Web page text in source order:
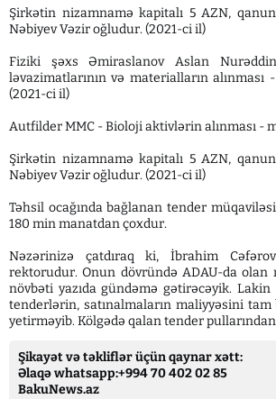
Şirkətin nizamnamə kapitalı 5 AZN,
Nəbiyev Vəzir oğludur. (2021-ci il)
Fiziki şəxs Əmiraslanov Aslan
ləvazimatlarının və materialların alınması
(2021-ci il)
Autfilder MMC - Bioloji aktivlərin alınması -
Şirkətin nizamnamə kapitalı 5 AZN,
Nəbiyev Vəzir oğludur. (2021-ci il)
Təhsil ocağında bağlanan tender
180 min manatdan çoxdur.
Nəzərinizə çatdıraq ki, İbrahim
rektorudur. Onun dövründə ADAU-da olan
növbəti yazıda gündəmə gətirəcəyik.
tenderlərin, satınalmaların maliyyəsini tam
yetirməyib. Kölgədə qalan tender
Şikayət və təkliflər üçün qaynar xətt:
Əlaqə whatsapp:+994 70 402 02 85
BakuNews.az